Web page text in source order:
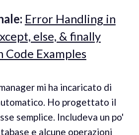
Error Handling in
else, & finally
Code Examples
mi ha incaricato di
Ho progettato il
semplice. Includeva un po'
e alcune operazioni